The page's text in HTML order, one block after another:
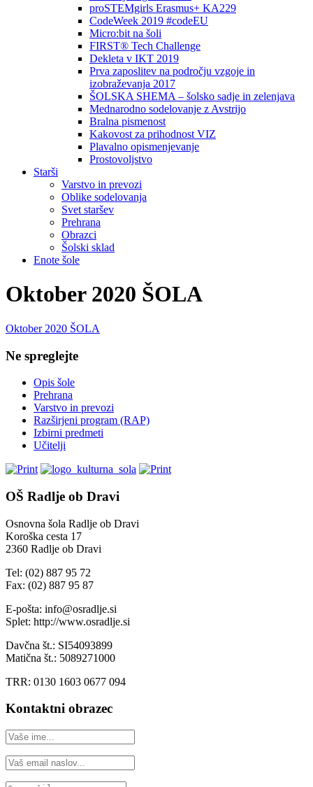
proSTEMgirls Erasmus+ KA229
CodeWeek 2019 #codeEU
Micro:bit na šoli
FIRST® Tech Challenge
Dekleta v IKT 2019
Prva zaposlitev na področju vzgoje in
izobraževanja 2017
ŠOLSKA SHEMA – šolsko sadje in zelenjava
Mednarodno sodelovanje z Avstrijo
Bralna pismenost
Kakovost za prihodnost VIZ
Plavalno opismenjevanje
Prostovoljstvo
Starši
Varstvo in prevozi
Oblike sodelovanja
Svet staršev
Prehrana
Obrazci
Šolski sklad
Enote šole
Oktober 2020 ŠOLA
Oktober 2020 ŠOLA
Ne spreglejte
Opis šole
Prehrana
Varstvo in prevozi
Razširjeni program (RAP)
Izbirni predmeti
Učitelji
OŠ Radlje ob Dravi
Osnovna šola Radlje ob Dravi
Koroška cesta 17
2360 Radlje ob Dravi
Tel: (02) 887 95 72
Fax: (02) 887 95 87
E-pošta: info@osradlje.si
Splet: http://www.osradlje.si
Davčna št.: SI54093899
Matična št.: 5089271000
TRR: 0130 1603 0677 094
Kontaktni obrazec